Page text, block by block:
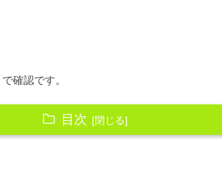
確認です。
目次